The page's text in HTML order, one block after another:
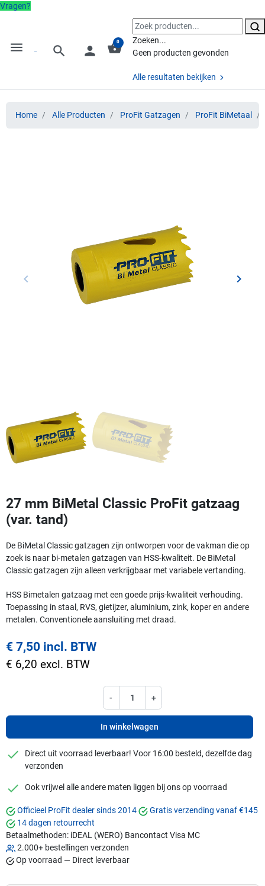
Vragen?
menu search person shopping_basket
0
Zoeken...
Geen producten gevonden
Alle resultaten bekijken
Home Alle Producten ProFit Gatzagen ProFit BiMetaal
Vorige
keyboard_arrow_left keyboard_arrow_right
27 mm BiMetal Classic ProFit gatzaag
(var. tand)
De BiMetal Classic gatzagen zijn ontworpen voor de vakman die op
zoek is naar bi-metalen gatzagen van HSS-kwaliteit. De BiMetal
Classic gatzagen zijn alleen verkrijgbaar met variabele vertanding.
HSS Bimetalen gatzaag met een goede prijs-kwaliteit verhouding.
Toepassing in staal, RVS, gietijzer, aluminium, zink, koper en andere
metalen. Conventionele aansluiting met draad.
€ 7,50 incl. BTW
€ 6,20 excl. BTW
- +
In winkelwagen
checkmark
Direct uit voorraad leverbaar! Voor 16:00 besteld, dezelfde dag
verzonden
checkmark
Ook vrijwel alle andere maten liggen bij ons op voorraad
Officieel ProFit dealer sinds 2014
Gratis verzending vanaf €145
14 dagen retourrecht
Betaalmethoden: iDEAL (WERO) Bancontact Visa MC
2.000+ bestellingen verzonden
Op voorraad — Direct leverbaar